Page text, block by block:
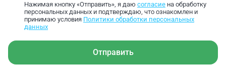
Нажимая кнопку «Отправить», я даю согласие на обработку
персональных данных и подтверждаю, что ознакомлен и
принимаю условия Политики обработки персональных
данных
Отправить